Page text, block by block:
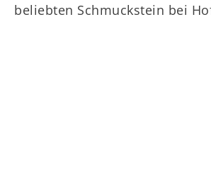
beliebten Schmuckstein bei